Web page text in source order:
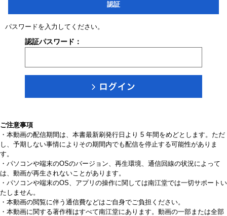
認証
パスワードを入力してください。
認証パスワード：
ご注意事項
・本動画の配信期間は、本書最新刷発行日より 5 年間をめどとします。ただ
し、予期しない事情によりその期間内でも配信を停止する可能性がありま
す。
・パソコンや端末のOSのバージョン、再生環境、通信回線の状況によって
は、動画が再生されないことがあります。
・パソコンや端末のOS、アプリの操作に関しては南江堂では一切サポートい
たしません。
・本動画の閲覧に伴う通信費などはご自身でご負担ください。
・本動画に関する著作権はすべて南江堂にあります。動画の一部または全部